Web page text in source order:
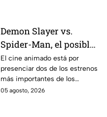
Demon Slayer vs.
Spider-Man, el posible
gran enfrentamiento
en taquilla del 2027
El cine animado está por
presenciar dos de los estrenos
más importantes de los
últimos años.
05 agosto, 2026